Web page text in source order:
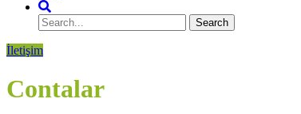
İletişim
Contalar